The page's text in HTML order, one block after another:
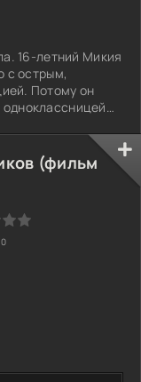
16-летний Микия
с острым,
Потому он
и принципиально
берет – и вскоре
дружеские
развиваться
(фильм
0